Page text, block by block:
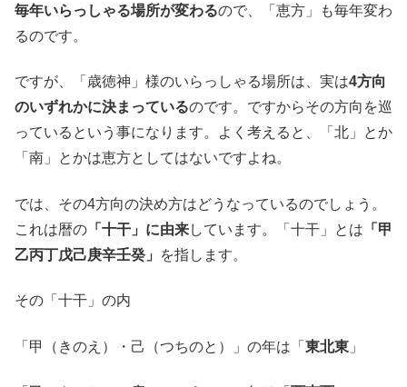
毎年いらっしゃる場所が変わるので、「恵方」も毎年変わ
るのです。
ですが、「歳徳神」様のいらっしゃる場所は、実は4方向
のいずれかに決まっているのです。ですからその方向を巡
っているという事になります。よく考えると、「北」とか
「南」とかは恵方としてはないですよね。
では、その4方向の決め方はどうなっているのでしょう。
これは暦の 「十干」に由来しています。「十干」とは 「甲
乙丙丁戊己庚辛壬癸」
を指します。
その「十干」の内
「甲（きのえ）・己（つちのと）」の年は「 東北東 」